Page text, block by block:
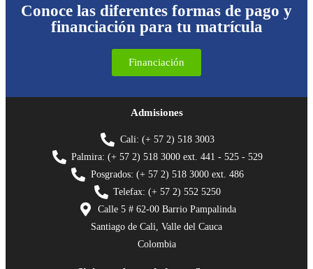
Conoce las diferentes formas de pago y
financiación para tu matrícula
Financiación
Admisiones
Cali: (+ 57 2) 518 3003
Palmira: (+ 57 2) 518 3000 ext. 441 - 525 - 529
Posgrados: (+ 57 2) 518 3000 ext. 486
Telefax: (+ 57 2) 552 5250
Calle 5 # 62-00 Barrio Pampalinda
Santiago de Cali, Valle del Cauca
Colombia